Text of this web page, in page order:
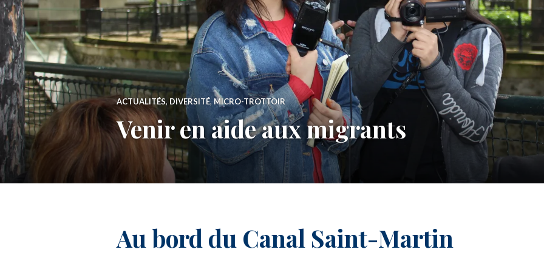
ACTUALITÉS, DIVERSITÉ, MICRO-TROTTOIR
Venir en aide aux migrants
Au bord du Canal Saint-Martin